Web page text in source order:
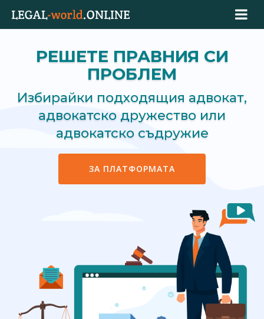
РЕШЕТЕ ПРАВНИЯ СИ
ПРОБЛЕМ
Избирайки подходящия адвокат,
адвокатско дружество или
адвокатско съдружие
ЗА ПЛАТФОРМАТА